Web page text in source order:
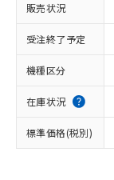
販売状況
受注終了予定
機種区分
在庫状況
標準価格(税別)